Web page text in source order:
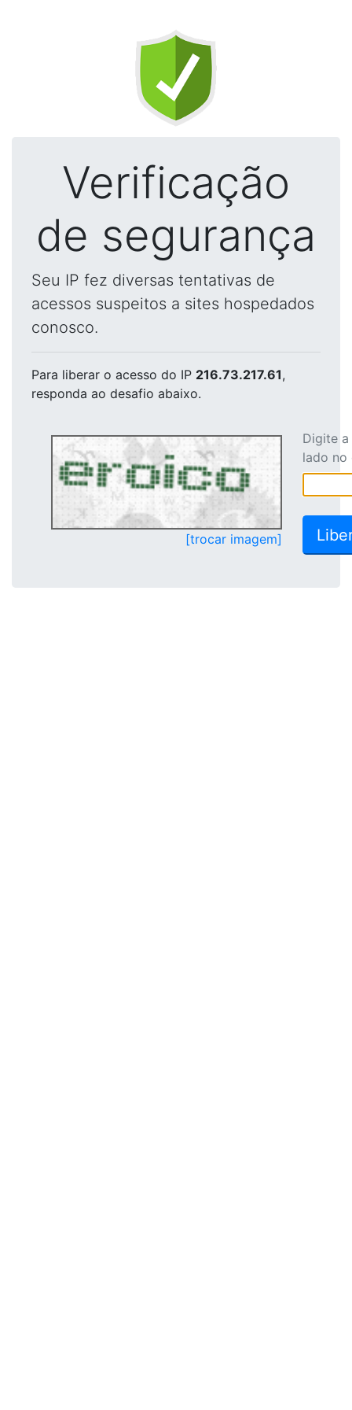
Verificação
de segurança
Seu IP fez diversas tentativas de
acessos suspeitos a sites hospedados
conosco.
Para liberar o acesso do IP 216.73.217.61,
responda ao desafio abaixo.
[trocar imagem]
Digite
lado no